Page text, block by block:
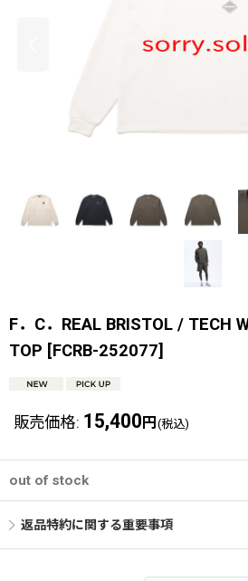
F．C．REAL BRISTOL / TECH
TOP [FCRB-252077]
販売価格: 15,400 円 (税込)
out of stock
返品特約に関する重要事項